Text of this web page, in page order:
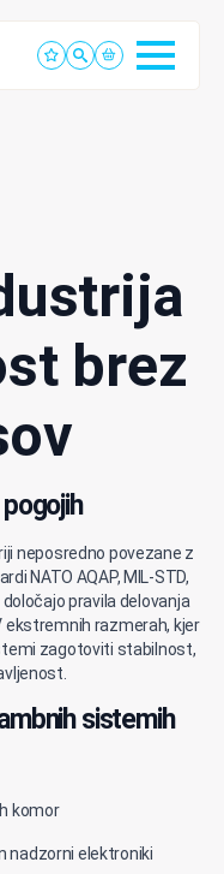
brez
neposredno povezane z
NATO AQAP, MIL-STD,
določajo pravila delovanja
ekstremnih razmerah, kjer
zagotoviti stabilnost,
sistemih
komor
nadzorni elektroniki